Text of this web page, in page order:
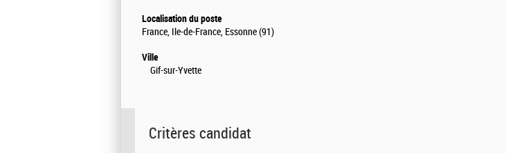
Localisation du poste
France, Ile-de-France, Essonne (91)
Ville
Gif-sur-Yvette
Critères candidat